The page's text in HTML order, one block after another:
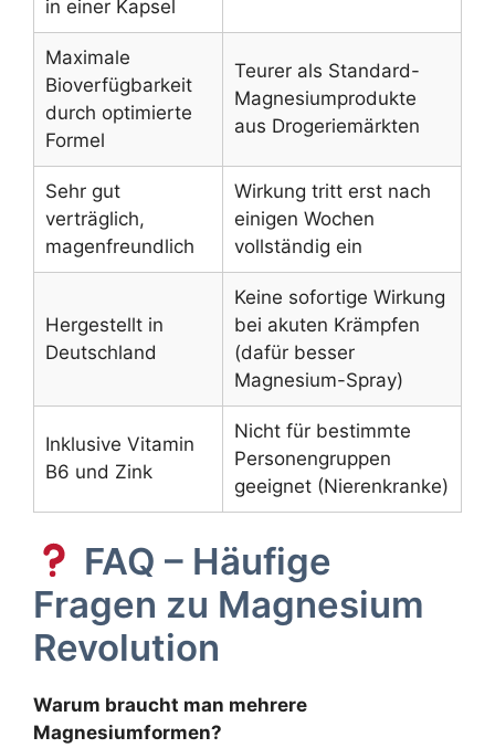
in einer Kapsel
Maximale
Bioverfügbarkeit
durch optimierte
Formel
Teurer als Standard-
Magnesiumprodukte
aus Drogeriemärkten
Sehr gut
verträglich,
magenfreundlich
Wirkung tritt erst nach
einigen Wochen
vollständig ein
Hergestellt in
Deutschland
Keine sofortige Wirkung
bei akuten Krämpfen
(dafür besser
Magnesium-Spray)
Inklusive Vitamin
B6 und Zink
Nicht für bestimmte
Personengruppen
geeignet (Nierenkranke)
FAQ – Häufige
Fragen zu Magnesium
Revolution
Warum braucht man mehrere
Magnesiumformen?